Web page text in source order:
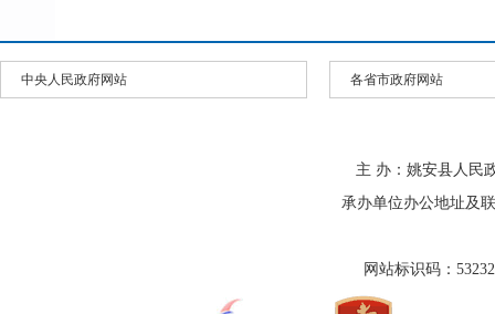
中央人民政府网站 各省市政府网站
主 办：姚安县人民
承办单位办公地址及
网站标识码：